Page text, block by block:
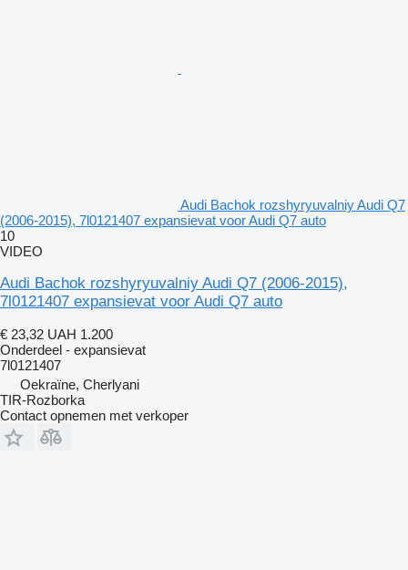
Audi Bachok rozshyryuvalniy Audi Q7
(2006-2015), 7l0121407 expansievat voor Audi Q7 auto
10
VIDEO
Audi Bachok rozshyryuvalniy Audi Q7 (2006-2015),
7l0121407 expansievat voor Audi Q7 auto
€ 23,32 UAH 1.200
Onderdeel - expansievat
7l0121407
Oekraïne, Cherlyani
TIR-Rozborka
Contact opnemen met verkoper